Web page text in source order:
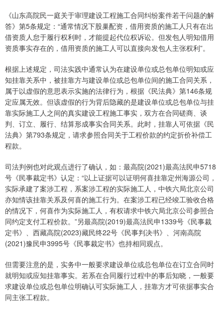
《山东高院民一庭关于审理建设工程施工合同纠纷案件若干问题的解
答》第5条规定：“通常情况下股巢配资，借用资质的施工人只有在出
借资质人怠于履行权利时，才能提起代位权诉讼。但发包人明知借用
资质事实存在的，借用资质的施工人可以直接向发包人主张权利”。
根据上述规定，司法实践中通常认为在建设单位或总包单位明知或应
知挂靠关系中，被挂靠方与建设单位或总包单位间的施工合同关系，
属于以虚假的意思表示实施的法律行为，根据《民法典》第146条规
定应属无效。但该虚假的行为背后隐藏的是建设单位或总包单位与挂
靠实际施工人之间的真实建设工程施工事实，双方在合同磋商、谈
判、订立、履行、结算形成事实合同关系。此时，挂靠人可依据《民
法典》第793条规定，请求参照合同关于工程价款的约定折价补偿工
程款。
司法判例也对此观点进行了确认，如：最高院(2021)最高法民申5718
号《民事裁定书》认定：“以上证据可以证明何喜挂靠定州海源公司，
实际承建了案涉工程，系案涉工程的实际施工人，中铁六局北京公司
亦知情该挂靠关系及何喜的施工行为。在案涉工程已经竣工验收合格
的情况下，何喜作为实际施工人，有权请求中铁六局北京公司参照合
同约定支付工程价款。”另最高院(2019)最高法民申1339号《民事裁
定书》、西藏高院(2023)藏民终22号《民事判决书》、河南高院
(2021)豫民申3995号《民事裁定书》也持相同观点。
但需要注意的是，实务中一般要求建设单位或总包单位在订立合同时
就明知或应知挂靠事实。若系在合同履行过程中的事后知晓，一般要
求建设单位或总包单位明确认可实际施工人，挂靠方才可依据事实合
同主张工程款。